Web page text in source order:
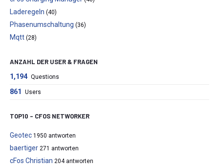
Laderegeln (40)
Phasenumschaltung (36)
Mqtt (28)
ANZAHL DER USER & FRAGEN
1,194 Questions
861 Users
TOP10 – CFOS NETWORKER
Geotec 1950 antworten
baertiger 271 antworten
cFos Christian 204 antworten